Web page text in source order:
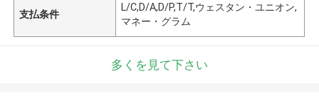
支払条件
L/C,D/A,D/P,T/T,ウェスタン・ユニオン,
マネー・グラム
多くを見て下さい